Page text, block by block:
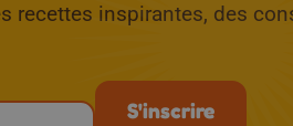
recettes inspirantes, des